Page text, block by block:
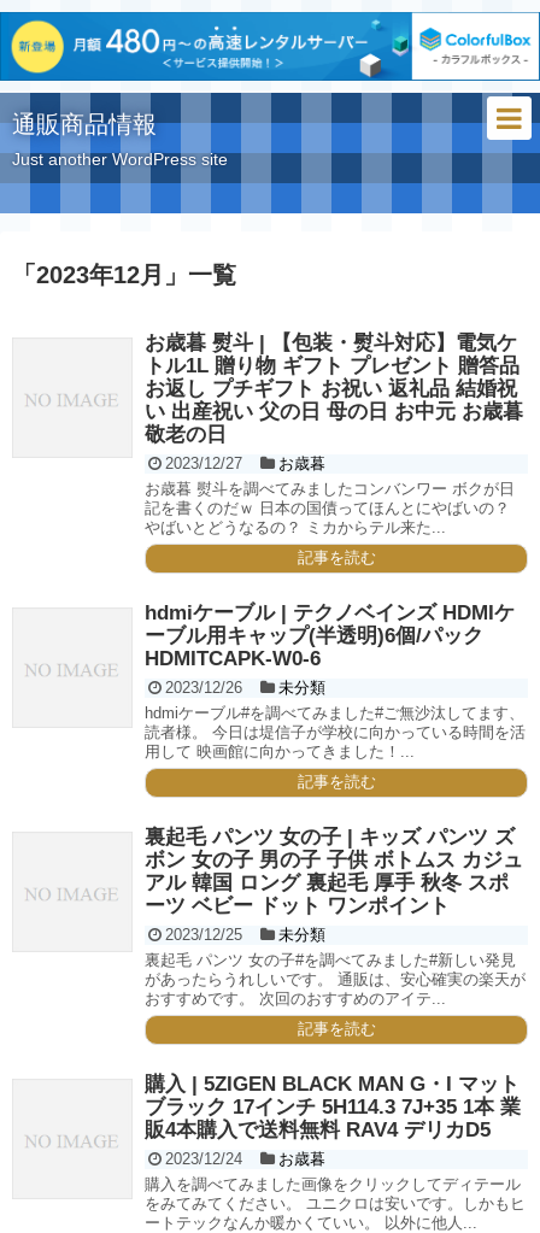
通販商品情報
Just another WordPress site
「 2023年12月 」 一覧
お歳暮 熨斗 | 【包装・熨斗対応】電気ケ
トル1L 贈り物 ギフト プレゼント 贈答品
お返し プチギフト お祝い 返礼品 結婚祝
い 出産祝い 父の日 母の日 お中元 お歳暮
敬老の日
2023/12/27
お歳暮
お歳暮 熨斗を調べてみましたコンバンワー ボクが日
記を書くのだｗ 日本の国債ってほんとにやばいの？
やばいとどうなるの？ ミカからテル来た...
記事を読む
hdmiケーブル | テクノベインズ HDMIケ
ーブル用キャップ(半透明)6個/パック
HDMITCAPK-W0-6
2023/12/26
未分類
hdmiケーブル#を調べてみました#ご無沙汰してます、
読者様。 今日は堤信子が学校に向かっている時間を活
用して 映画館に向かってきました！...
記事を読む
裏起毛 パンツ 女の子 | キッズ パンツ ズ
ボン 女の子 男の子 子供 ボトムス カジュ
アル 韓国 ロング 裏起毛 厚手 秋冬 スポ
ーツ ベビー ドット ワンポイント
2023/12/25
未分類
裏起毛 パンツ 女の子#を調べてみました#新しい発見
があったらうれしいです。 通販は、安心確実の楽天が
おすすめです。 次回のおすすめのアイテ...
記事を読む
購入 | 5ZIGEN BLACK MAN G・I マット
ブラック 17インチ 5H114.3 7J+35 1本 業
販4本購入で送料無料 RAV4 デリカD5
2023/12/24
お歳暮
購入を調べてみました画像をクリックしてディテール
をみてみてください。 ユニクロは安いです。しかもヒ
ートテックなんか暖かくていい。 以外に他人...